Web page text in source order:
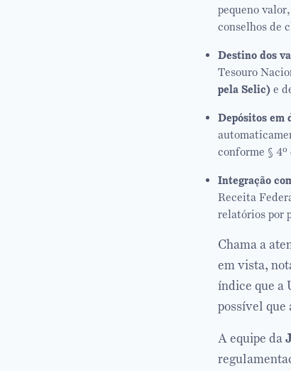
pequeno
conselhos de
Destino dos
Tesouro
pela Selic) e
Depósitos em
conforme §
Integração
Receita
relatórios por
Chama a
em vista,
índice que a
possível que
A equipe da